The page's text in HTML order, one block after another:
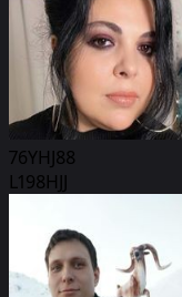
76YHJ88
L198HJJ